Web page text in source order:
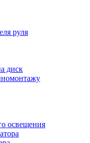
руля
диск
освещения